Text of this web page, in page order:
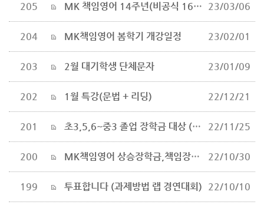
205 MK 책임영어 14주년(비공식 16주년) 이벤트가 없습니다. 23/03/06
204 MK책임영어 봄학기 개강일정 23/02/01
203 2월 대기학생 단체문자 23/01/09
202 1월 특강(문법 + 리딩) 22/12/21
201 초3,5,6~중3 졸업 장학금 대상 (마무리 Perfect) 22/11/25
200 MK책임영어 상승장학금,책임장학금,학교별 배틀 결과 (1인 1닭 + 문상) 22/10/30
199 투표합니다 (과제방법 랩 경연대회) 22/10/10